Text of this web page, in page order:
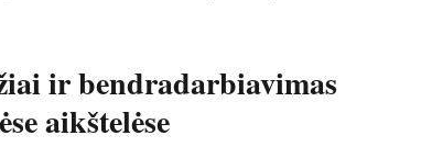
ir bendradarbiavimas
aikštelėse